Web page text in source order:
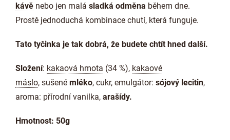
kávě nebo jen malá sladká odměna během dne.
Prostě jednoduchá kombinace chutí, která funguje.
Tato tyčinka je tak dobrá, že budete chtít hned další.
Složení: kakaová hmota (34 %), kakaové
máslo, sušené mléko, cukr, emulgátor: sójový lecitin,
aroma: přírodní vanilka, arašídy.
Hmotnost: 50g